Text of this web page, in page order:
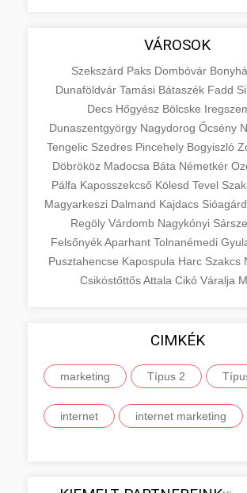
VÁROSOK
Szekszárd Paks Dombóvár
Dunaföldvár Tamási Bátaszék Fadd
Decs Hőgyész Bölcske
Dunaszentgyörgy Nagydorog Őcsény
Tengelic Szedres Pincehely Bogyiszló
Döbrököz Madocsa Báta Németkér
Pálfa Kaposszekcső Kölesd Tevel
Magyarkeszi Dalmand Kajdacs Sióagárd
Regöly Várdomb Nagykónyi
FelsőnyékAparhant Tolnanémedi
Pusztahencse Kapospula Harc Szakcs
CsikóstőttősAttala Cikó Váralja
CIMKÉK
marketing Típus 2
internet internet marketing